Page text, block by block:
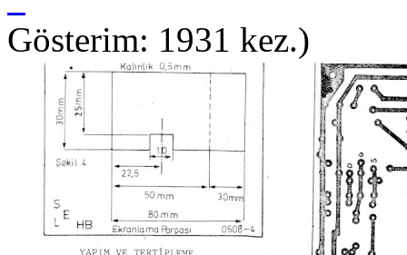
Gösterim: 1931 kez.)